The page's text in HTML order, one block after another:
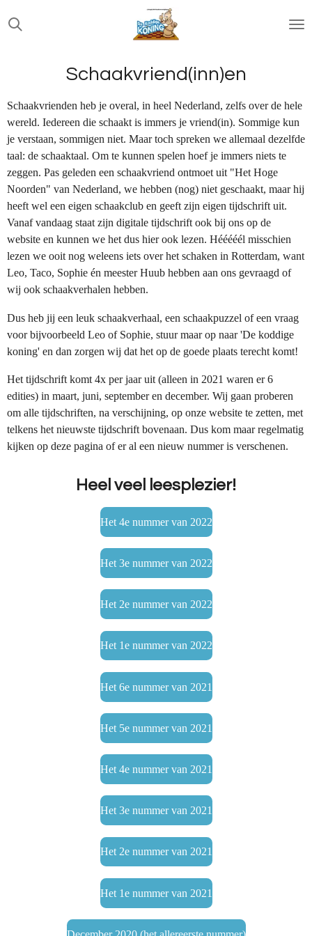
Ga
direct
hoofdinhoudSchaakvriend(inn)en
Schaakvrienden heb je overal, in heel Nederland, zelfs over de hele
wereld. Iedereen die schaakt is immers je vriend(in). Sommige kun
je verstaan, sommigen niet. Maar toch spreken we allemaal dezelfde
taal: de schaaktaal. Om te kunnen spelen hoef je immers niets te
zeggen. Pas geleden een schaakvriend ontmoet uit "Het Hoge
Noorden" van Nederland, we hebben (nog) niet geschaakt, maar hij
heeft wel een eigen schaakclub en geeft zijn eigen tijdschrift uit.
Vanaf vandaag staat zijn digitale tijdschrift ook bij ons op de
website en kunnen we het dus hier ook lezen. Hééééél misschien
lezen we ooit nog weleens iets over het schaken in Rotterdam, want
Leo, Taco, Sophie én meester Huub hebben aan ons gevraagd of
wij ook schaakverhalen hebben.
Dus heb jij een leuk schaakverhaal, een schaakpuzzel of een vraag
voor bijvoorbeeld Leo of Sophie, stuur maar op naar 'De koddige
koning' en dan zorgen wij dat het op de goede plaats terecht komt!
Het tijdschrift komt 4x per jaar uit (alleen in 2021 waren er 6
edities) in maart, juni, september en december. Wij gaan proberen
om alle tijdschriften, na verschijning, op onze website te zetten, met
telkens het nieuwste tijdschrift bovenaan. Dus kom maar regelmatig
kijken op deze pagina of er al een nieuw nummer is verschenen.
Heel veel leesplezier!
Het 4e nummer van 2022
Het 3e nummer van 2022
Het 2e nummer van 2022
Het 1e nummer van 2022
Het 6e nummer van 2021
Het 5e nummer van 2021
Het 4e nummer van 2021
Het 3e nummer van 2021
Het 2e nummer van 2021
Het 1e nummer van 2021